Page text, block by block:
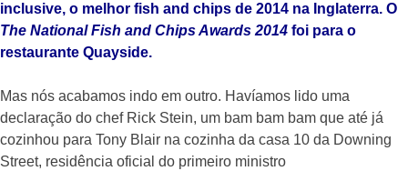
inclusive, o melhor fish and chips de 2014 na Inglaterra. O
The National Fish and Chips Awards 2014 foi para o
restaurante Quayside.
Mas nós acabamos indo em outro. Havíamos lido uma
declaração do chef Rick Stein, um bam bam bam que até já
cozinhou para Tony Blair na cozinha da casa 10 da Downing
Street, residência oficial do primeiro ministro